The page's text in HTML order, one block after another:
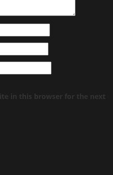
in this browser for the next